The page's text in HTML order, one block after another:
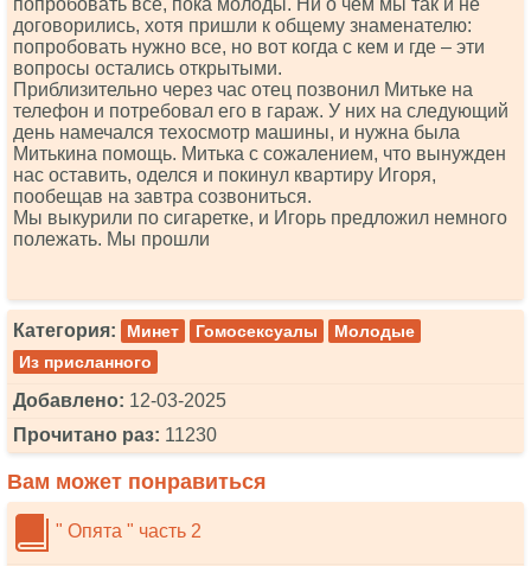
попробовать все, пока молоды. Ни о чем мы так и не
договорились, хотя пришли к общему знаменателю:
попробовать нужно все, но вот когда с кем и где – эти
вопросы остались открытыми.
Приблизительно через час отец позвонил Митьке на
телефон и потребовал его в гараж. У них на следующий
день намечался техосмотр машины, и нужна была
Митькина помощь. Митька с сожалением, что вынужден
нас оставить, оделся и покинул квартиру Игоря,
пообещав на завтра созвониться.
Мы выкурили по сигаретке, и Игорь предложил немного
полежать. Мы прошли
Категория: Минет Гомосексуалы
Молодые
Из присланного
Добавлено: 12-03-2025
Прочитано раз: 11230
Вам может понравиться
" Опята " часть 2